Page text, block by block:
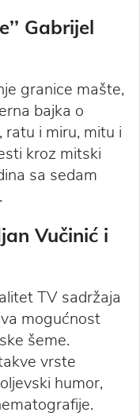
Gabrijel
granice mašte,
bajka o
ratu i miru, mitu i
kroz mitski
sa sedam
Vučinić i
TV sadržaja
mogućnost
šeme.
vrste
humor,